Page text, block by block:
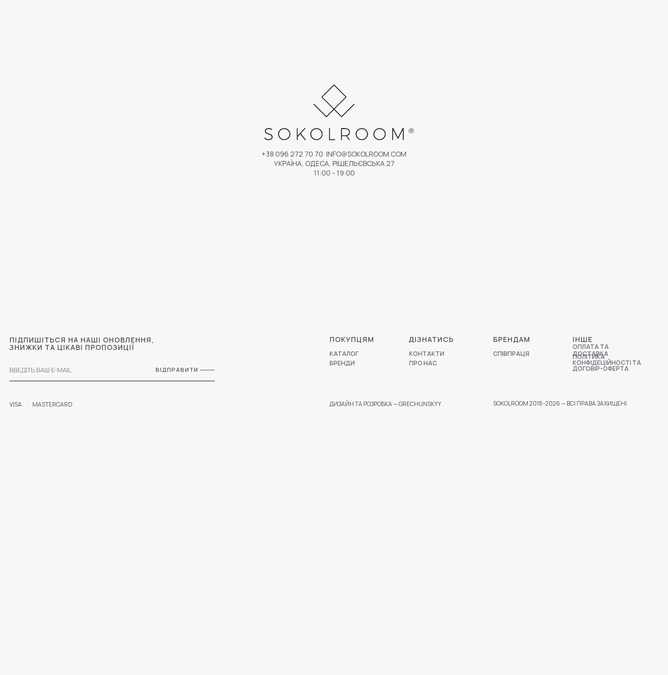
ВІДПРАВИТИ
ПІДПИШІТЬСЯ НА НАШІ ОНОВЛЕННЯ,
ЗНИЖКИ ТА ЦІКАВІ ПРОПОЗИЦІЇ
СПІВПРАЦЯ
БРЕНДАМ
ПРО НАС
ДІЗНАТИСЬ
КОНТАКТИ
ОПЛАТА ТА
ДОСТАВКА
ПОЛІТИКА
КОНФІДЕЦІЙНОСТІ ТА
ДОГОВІР-ОФЕРТА
ІНШЕ
КАТАЛОГ
БРЕНДИ
ПОКУПЦЯМ
+38 096 272 70 70 INFO@SOKOLROOM.COM
УКРАЇНА, ОДЕСА, РІШЕЛЬЄВСЬКА 27
11:00 - 19:00
VISA SOKOLROOM 2018-2026 — ВСІ ПРАВА ЗАХИЩЕНІ
ДИЗАЙН ТА РОЗРОБКА — GRECHUNSKYY
MASTERCARD